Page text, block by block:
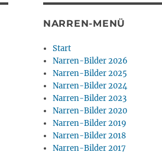
NARREN-MENÜ
Start
Narren-Bilder 2026
Narren-Bilder 2025
Narren-Bilder 2024
Narren-Bilder 2023
Narren-Bilder 2020
Narren-Bilder 2019
Narren-Bilder 2018
Narren-Bilder 2017